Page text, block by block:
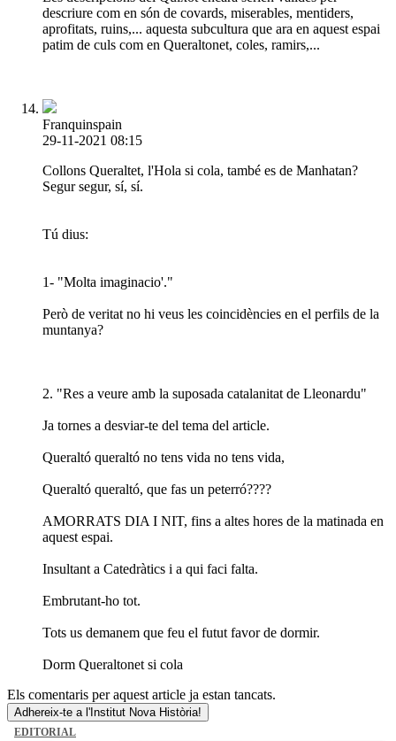
descriure com en són de covards, miserables, mentiders,
aprofitats, ruins,... aquesta subcultura que ara en aquest espai
patim de culs com en Queraltonet, coles, ramirs,...
Franquinspain
29-11-2021 08:15
Collons Queraltet, l'Hola si cola, també es de Manhatan?
Segur segur, sí, sí.
Tú dius:
1- "Molta imaginacio'."
Però de veritat no hi veus les coincidències en el perfils de la
muntanya?
2. "Res a veure amb la suposada catalanitat de Lleonardu"
Ja tornes a desviar-te del tema del article.
Queraltó queraltó no tens vida no tens vida,
Queraltó queraltó, que fas un peterró????
AMORRATS DIA I NIT, fins a altes hores de la matinada en
aquest espai.
Insultant a Catedràtics i a qui faci falta.
Embrutant-ho tot.
Tots us demanem que feu el futut favor de dormir.
Dorm Queraltonet si cola
Els comentaris per aquest article ja estan tancats.
Adhereix-te a l'Institut Nova Història!
EDITORIAL